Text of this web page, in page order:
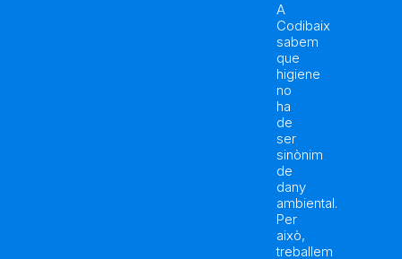
A
Codibaix
sabem
que
higiene
no
ha
de
ser
sinònim
de
dany
ambiental.
Per
això,
treballem